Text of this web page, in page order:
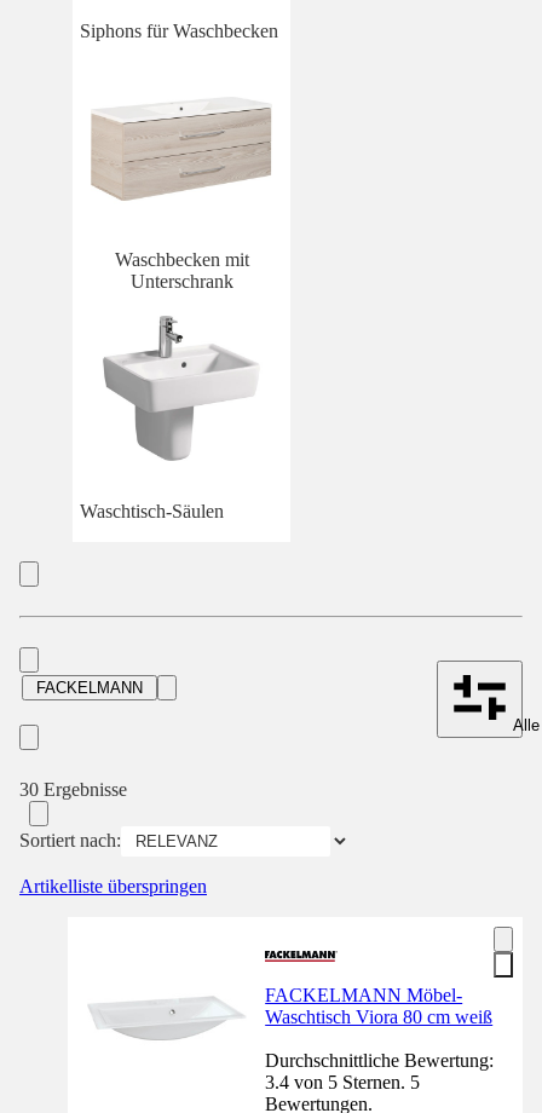
Siphons für Waschbecken
Waschbecken mit
Unterschrank
Waschtisch-Säulen
FACKELMANN
30 Ergebnisse
Sortiert nach:
Artikelliste überspringen
FACKELMANN Möbel-
Waschtisch Viora 80 cm weiß
Durchschnittliche Bewertung:
3.4 von 5 Sternen. 5
Bewertungen.